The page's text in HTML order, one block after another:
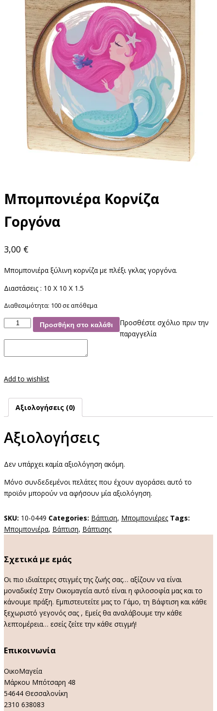
Μπομπονιέρα Κορνίζα
Γοργόνα
3,00 €
Μπομπονιέρα ξύλινη κορνίζα με πλέξι γκλας γοργόνα.
Διαστάσεις : 10 X 10 X 1.5
Διαθεσιμότητα: 100 σε απόθεμα
Μπομπονιέρα
ποσότητα
Προσθήκη στο καλάθι
Προσθέστε σχόλιο πριν την
παραγγελία
Add to wishlist
Αξιολογήσεις (0)
Αξιολογήσεις
Δεν υπάρχει καμία αξιολόγηση ακόμη.
Μόνο συνδεδεμένοι πελάτες που έχουν αγοράσει αυτό το
προϊόν μπορούν να αφήσουν μία αξιολόγηση.
SKU: 10-0449 Categories: Βάπτιση, Μπομπονιέρες Tags:
Mπομπονιέρα, Βάπτιση, Βάπτισης
Σχετικά με εμάς
Οι πιο ιδιαίτερες στιγμές της ζωής σας… αξίζουν να είναι
μοναδικές! Στην Οικομαγεία αυτό είναι η φιλοσοφία μας και το
κάνουμε πράξη. Εμπιστευτείτε μας το Γάμο, τη Βάφτιση και κάθε
ξεχωριστό γεγονός σας , Εμείς θα αναλάβουμε την κάθε
λεπτομέρεια… εσείς ζείτε την κάθε στιγμή!
Επικοινωνία
ΟικοΜαγεία
Μάρκου Μπότσαρη 48
54644 Θεσσαλονίκη
2310 638083